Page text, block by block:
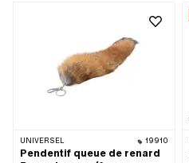
UNIVERSEL 19910
Pendentif queue de renard